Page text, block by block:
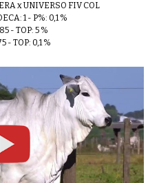
x UNIVERSO FIV COL
1 - P%: 0,1 %
- TOP: 5 %
- TOP: 0,1 %